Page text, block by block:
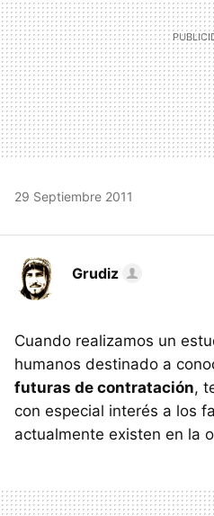
29 Septiembre 2011
Grudiz
Cuando realizamos un
humanos destinado a
futuras de contratación,
con especial interés a los
actualmente existen en la